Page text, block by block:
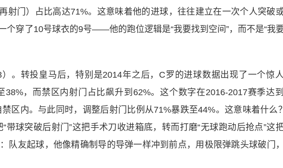
射门）占比高达71%。这意味着他的进球，往往建立在一次个人突破
个穿了10号球衣的9号——他的跑位逻辑是“我要找到空间”，而不是“我
。转投皇马后，特别是2014年之后，C罗的进球数据出现了一个惊
38%，而禁区内射门占比飙升到62%。这个数字在2016-2017赛季达
区内。与此同时，调整后射门比例从71%暴跌至44%。这意味着什么
带球突破后射门”这把手术刀收进箱底，转而打磨“无球跑动后抢点”这
队友起球，他像精确制导的导弹一样冲到前点，用极限弹跳头球破门